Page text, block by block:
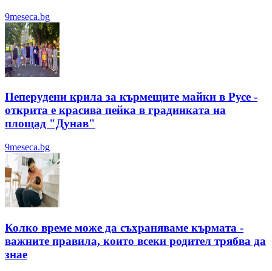
9meseca.bg
Пеперудени крила за кърмещите майки в Русе -
открита е красива пейка в градинката на
площад "Дунав"
9meseca.bg
Колко време може да съхраняваме кърмата -
важните правила, които всеки родител трябва да
знае